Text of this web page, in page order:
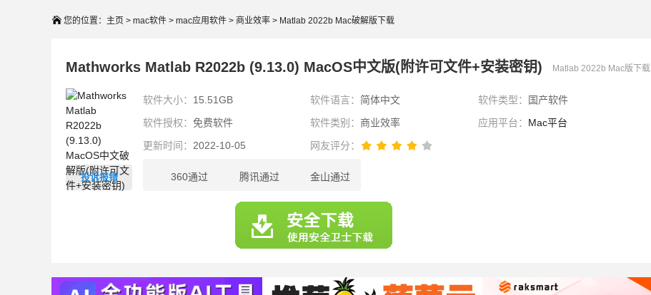
您的位置： 主页 > mac软件 > mac应用软件 > 商业效率 > Matlab 2022b Mac破解版下载
Mathworks Matlab R2022b (9.13.0) MacOS中文版(附许可文件+安装密钥) Matlab 2022b Mac版下载
投诉报错
软件大小： 15.51GB 软件语言： 简体中文 软件类型：
国产软件
软件授权： 免费软件 软件类别： 商业效率 应用平台： Mac平台
更新时间： 2022-10-05 网友评分：
360通过 腾讯通过 金山通过